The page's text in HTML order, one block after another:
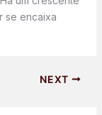
se encaixa
NEXT